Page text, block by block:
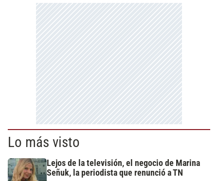
Lo más visto
Lejos de la televisión, el negocio de Marina
Señuk, la periodista que renunció a TN